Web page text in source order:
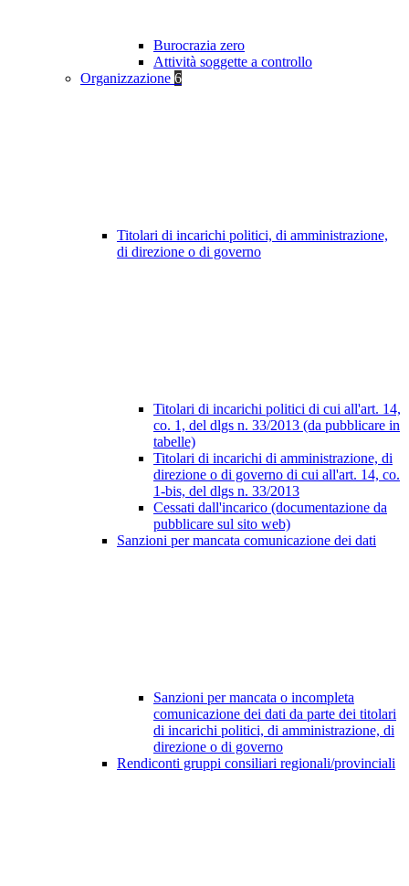
Burocrazia zero
Attività soggette a controllo
Organizzazione 6
Titolari di incarichi politici, di amministrazione,
di direzione o di governo
Titolari di incarichi politici di cui all'art. 14,
co. 1, del dlgs n. 33/2013 (da pubblicare in
tabelle)
Titolari di incarichi di amministrazione, di
direzione o di governo di cui all'art. 14, co.
1-bis, del dlgs n. 33/2013
Cessati dall'incarico (documentazione da
pubblicare sul sito web)
Sanzioni per mancata comunicazione dei dati
Sanzioni per mancata o incompleta
comunicazione dei dati da parte dei titolari
di incarichi politici, di amministrazione, di
direzione o di governo
Rendiconti gruppi consiliari regionali/provinciali